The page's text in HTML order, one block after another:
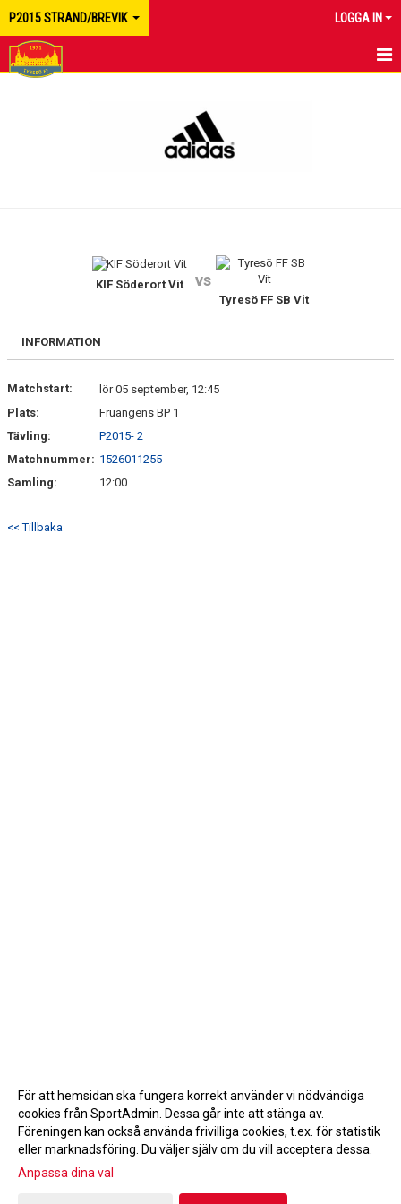
P2015 STRAND/BREVIK LOGGA IN
KONTAKT
KIF Söderort Vit vs
Tyresö FF SB Vit
INFORMATION
Matchstart:
lör 05 september, 12:45
Plats:
Fruängens BP 1
Tävling:
P2015- 2
Matchnummer: 1526011255
Samling:
12:00
<< Tillbaka
Gå till Webbversion
För att hemsidan ska fungera korrekt använder vi nödvändiga
cookies från SportAdmin. Dessa går inte att stänga av.
Föreningen kan också använda frivilliga cookies, t.ex. för statistik
eller marknadsföring. Du väljer själv om du vill acceptera dessa.
Anpassa dina val